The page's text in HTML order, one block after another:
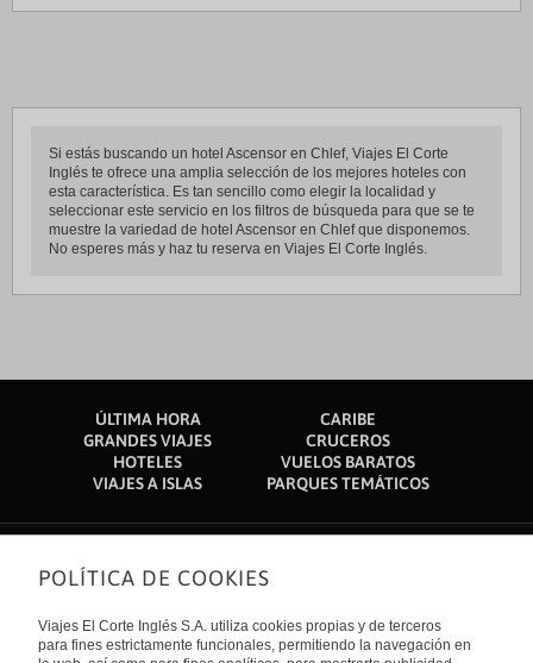
Si estás buscando un hotel Ascensor en Chlef, Viajes El Corte
Inglés te ofrece una amplia selección de los mejores hoteles con
esta característica. Es tan sencillo como elegir la localidad y
seleccionar este servicio en los filtros de búsqueda para que se te
muestre la variedad de hotel Ascensor en Chlef que disponemos.
No esperes más y haz tu reserva en Viajes El Corte Inglés.
ÚLTIMA HORA
CARIBE
GRANDES VIAJES
CRUCEROS
HOTELES
VUELOS BARATOS
VIAJES A ISLAS
PARQUES TEMÁTICOS
Sobre nosotros
Quiénes somos
Financiación
Sostenibilidad
Enlaces de interés
POLÍTICA DE COOKIES
Viajes El Corte Inglés S.A. utiliza cookies propias y de terceros
para fines estrictamente funcionales, permitiendo la navegación en